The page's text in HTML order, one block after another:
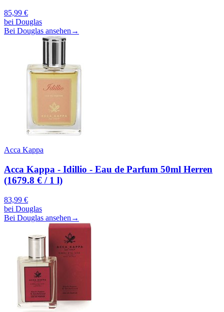
85,99 €
bei Douglas
Bei Douglas ansehen →
Acca Kappa
Acca Kappa - Idillio - Eau de Parfum 50ml Herren
(1679.8 € / 1 l)
83,99 €
bei Douglas
Bei Douglas ansehen →